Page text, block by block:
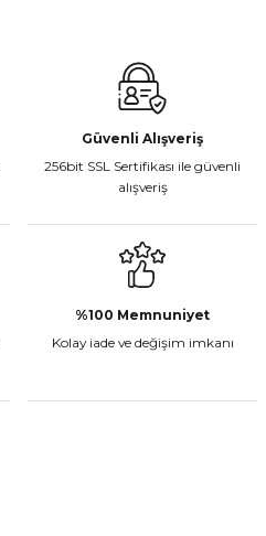
Güvenli Alışveriş
256bit SSL Sertifikası ile güvenli
alışveriş
%100 Memnuniyet
Kolay iade ve değişim imkanı